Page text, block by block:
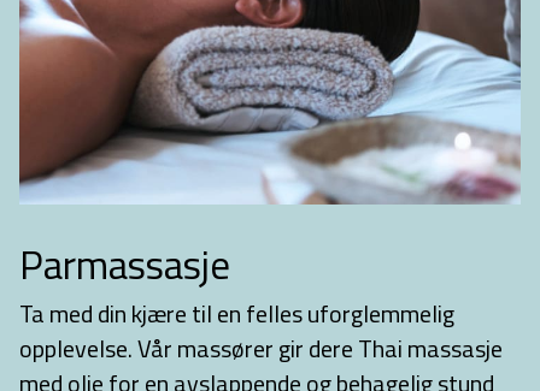
Parmassasje
Ta med din kjære til en felles uforglemmelig
opplevelse. Vår massører gir dere Thai massasje
med olje for en avslappende og behagelig stund